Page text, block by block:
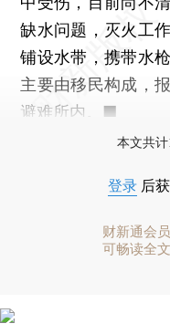
缺水问题，灭火工
铺设水带，携带水
主要由移民构成，
避难所内。■
本文共
登录 后
财新通会员
可畅读全文